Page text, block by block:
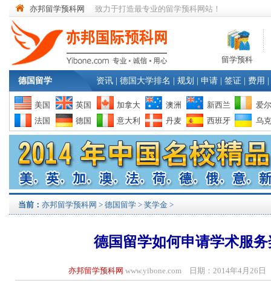
亦邦留学预科网 致力于打造最专业的留学预科网站！
留学预科
德国留学 资讯 德国大学排名 规划 申请 签证 费用
美国 英国 加拿大 澳洲 新西兰
爱
法国
德国 意大利 丹麦 西班牙 乌
当前： 亦邦留学预科网 > 德国留学 > 奖学金 >
德国留学如何申请学术服
亦邦留学预科网 www.yibone.com 日期：2014年4月26